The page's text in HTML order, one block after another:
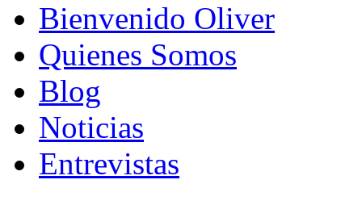
Bienvenido Oliver
Quienes Somos
Blog
Noticias
Entrevistas